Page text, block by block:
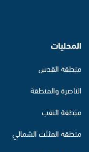
المحليات
منطقة القدس
الناصرة والمنطقة
منطقة النقب
منطقة المثلث الشمالي